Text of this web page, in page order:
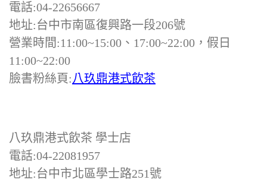
電話:04-22656667
地址:台中市南區復興路一段206號
營業時間:11:00~15:00、17:00~22:00，假日
11:00~22:00
臉書粉絲頁:八玖鼎港式飲茶
八玖鼎港式飲茶 學士店
電話:04-22081957
地址:台中市北區學士路251號